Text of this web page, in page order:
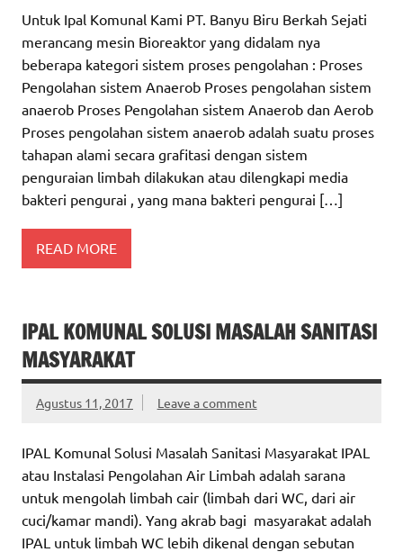
Untuk Ipal Komunal Kami PT. Banyu Biru Berkah Sejati
merancang mesin Bioreaktor yang didalam nya
beberapa kategori sistem proses pengolahan : Proses
Pengolahan sistem Anaerob Proses pengolahan sistem
anaerob Proses Pengolahan sistem Anaerob dan Aerob
Proses pengolahan sistem anaerob adalah suatu proses
tahapan alami secara grafitasi dengan sistem
penguraian limbah dilakukan atau dilengkapi media
bakteri pengurai , yang mana bakteri pengurai […]
READ MORE
IPAL KOMUNAL SOLUSI MASALAH SANITASI
MASYARAKAT
Agustus 11, 2017 Leave a comment
IPAL Komunal Solusi Masalah Sanitasi Masyarakat IPAL
atau Instalasi Pengolahan Air Limbah adalah sarana
untuk mengolah limbah cair (limbah dari WC, dari air
cuci/kamar mandi). Yang akrab bagi masyarakat adalah
IPAL untuk limbah WC lebih dikenal dengan sebutan